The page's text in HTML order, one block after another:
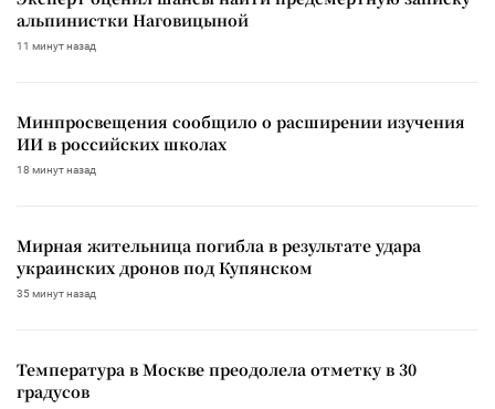
альпинистки Наговицыной
11 минут назад
Минпросвещения сообщило о расширении изучения
ИИ в российских школах
18 минут назад
Мирная жительница погибла в результате удара
украинских дронов под Купянском
35 минут назад
Температура в Москве преодолела отметку в 30
градусов